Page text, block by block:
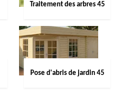
Traitement des arbres 45
Pose d'abris de jardin 45